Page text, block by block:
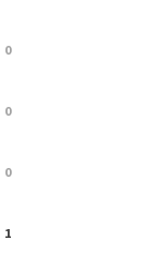
0
0
0
1